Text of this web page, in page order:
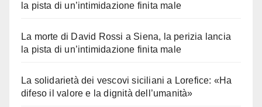
la pista di un’intimidazione finita male
La morte di David Rossi a Siena, la perizia lancia
la pista di un’intimidazione finita male
La solidarietà dei vescovi siciliani a Lorefice: «Ha
difeso il valore e la dignità dell’umanità»